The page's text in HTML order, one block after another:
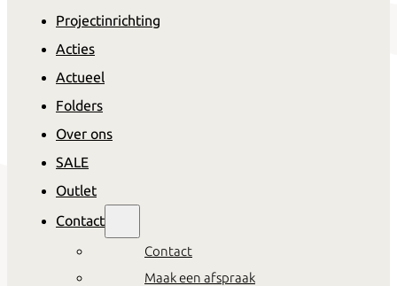
Projectinrichting
Acties
Actueel
Folders
Over ons
SALE
Outlet
Contact
Contact
Maak een afspraak